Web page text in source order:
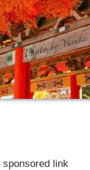
sponsored link